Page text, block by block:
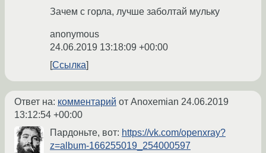
Зачем с горла, лучше заболтай мульку
anonymous
24.06.2019 13:18:09 +00:00
Ссылка
Ответ на: комментарий от Anoxemian 24.06.2019
13:12:54 +00:00
Пардоньте, вот: https://vk.com/openxray?
z=album-166255019_254000597